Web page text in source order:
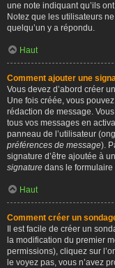
une note indiquant qu’ils
Notez que les utilisateurs
quelqu’un y a répondu.
Haut
Comment ajouter une
Vous devez d’abord créer
Une fois créée, vous
rédaction de message.
tous vos messages en
panneau de l’utilisateur
préférences de message).
signature d’être ajoutée à
signature dans le
Haut
Comment créer un
Il est facile de créer un
la modification du premier
permissions), cliquez sur
le voyez pas, vous n’avez